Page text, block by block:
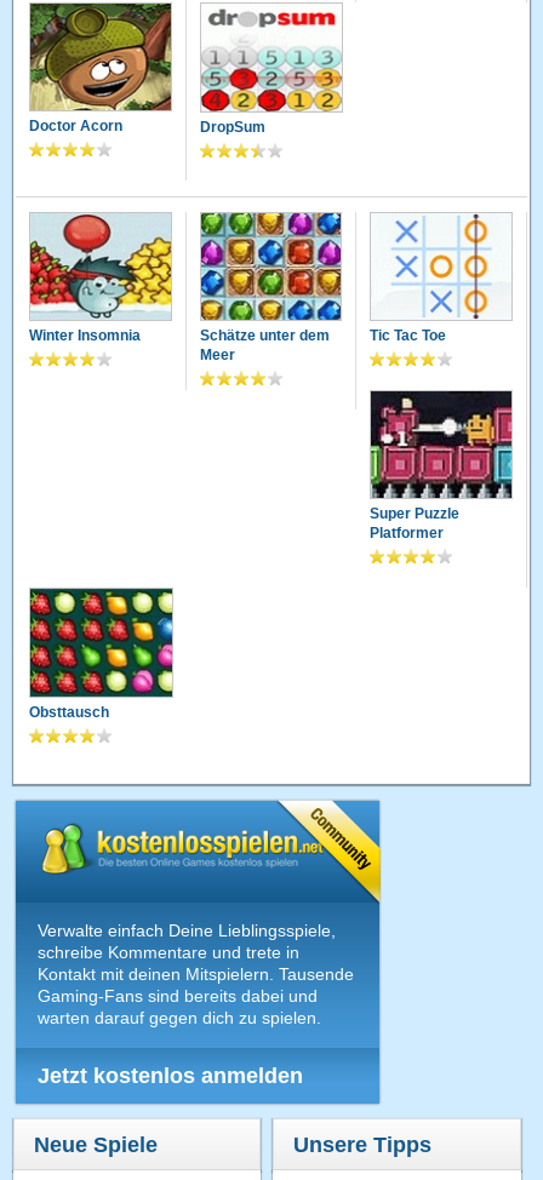
Doctor Acorn DropSum
Winter Insomnia
Schätze unter dem
Meer
Tic Tac Toe
Super Puzzle
Platformer
Obsttausch
Verwalte einfach Deine Lieblingsspiele,
schreibe Kommentare und trete in
Kontakt mit deinen Mitspielern. Tausende
Gaming-Fans sind bereits dabei und
warten darauf gegen dich zu spielen.
Jetzt kostenlos anmelden
Neue Spiele Unsere Tipps